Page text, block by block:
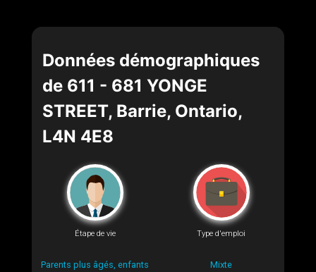
Données démographiques
de 611 - 681 YONGE
STREET, Barrie, Ontario,
L4N 4E8
Étape de vie
Parents plus âgés, enfants
Type d'emploi
Mixte